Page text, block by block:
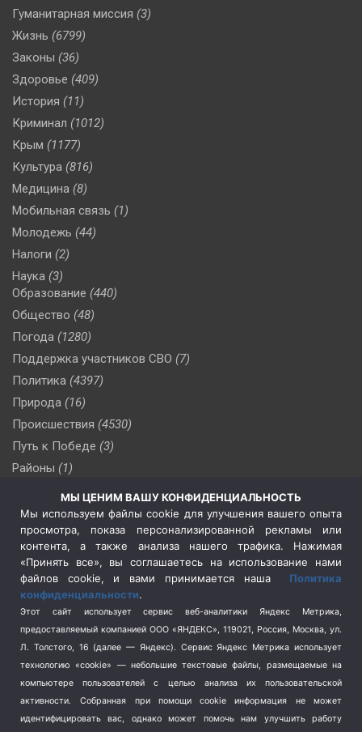
Гуманитарная миссия (3)
Жизнь (6799)
Законы (36)
Здоровье (409)
История (11)
Криминал (1012)
Крым (1177)
Культура (816)
Медицина (8)
Мобильная связь (1)
Молодежь (44)
Налоги (2)
Наука (3)
Образование (440)
Общество (48)
Погода (1280)
Поддержка участников СВО (7)
Политика (4397)
Природа (16)
Происшествия (4530)
Путь к Победе (3)
Районы (1)
(510)
Сельское хозяйство (3)
Социальная политика
(3)
Спецоперация в Украине
Спецоперация на Украине
(404)
Спорт (740)
Терроризм (1)
Транспорт (262)
Туризм (178)
Флот (76)
МЫ ЦЕНИМ ВАШУ КОНФИДЕНЦИАЛЬНОСТЬ
Мы используем файлы cookie для улучшения вашего опыта
просмотра, показа персонализированной рекламы или
контента, а также анализа нашего трафика. Нажимая
«Принять все», вы соглашаетесь на использование нами
файлов cookie, и вами принимается наша Политика
конфиденциальности.
Этот сайт использует сервис веб-аналитики Яндекс Метрика,
предоставляемый компанией ООО «ЯНДЕКС», 119021, Россия, Москва, ул.
Л. Толстого, 16 (далее — Яндекс). Сервис Яндекс Метрика использует
технологию «cookie» — небольшие текстовые файлы, размещаемые на
компьютере пользователей с целью анализа их пользовательской
активности.
Собранная при помощи cookie информация не может
идентифицировать вас, однако может помочь нам улучшить работу